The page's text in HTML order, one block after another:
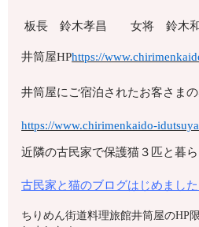
板長 鈴木孝昌 女将 鈴木
井筒屋HPhttps://
井筒屋にご宿泊されたお客さま
https://www.chirimenkaido-
近隣の古民家で保護猫３匹と暮ら
古民家と猫のブログはじめました
ちりめん街道料理旅館井筒屋のHP